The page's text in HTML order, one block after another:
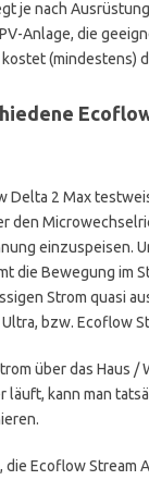
je nach
Anlage, die
(mindestens)
Delta 2 Max
den
einzuspeisen.
die Bewegung im
Strom quasi
bzw. Ecoflow
über das Haus
läuft, kann man
die Ecoflow Stream